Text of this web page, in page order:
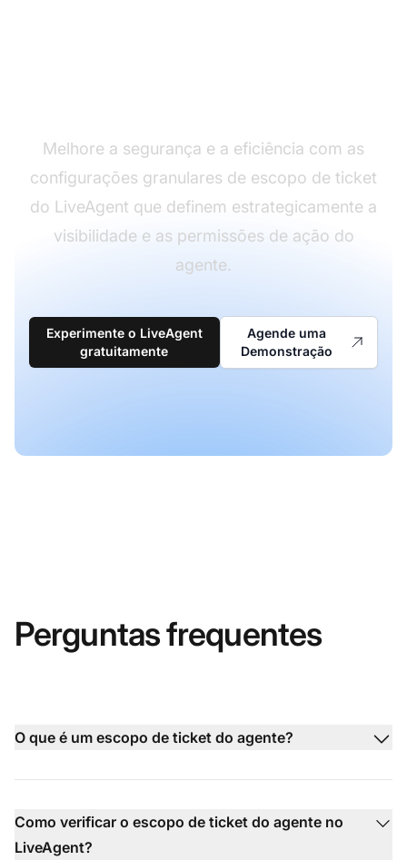
Melhore a segurança e a eficiência com as
configurações granulares de escopo de ticket
do LiveAgent que definem estrategicamente a
visibilidade e as permissões de ação do
agente.
Experimente o LiveAgent
gratuitamente
Agende uma
Demonstração
Perguntas frequentes
O que é um escopo de ticket do agente?
Como verificar o escopo de ticket do agente no
LiveAgent?